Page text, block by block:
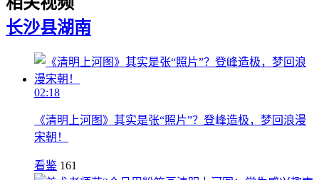
长沙县湖南
02:18
《清明上河图》其实是张“照片”？登峰造极，梦回浪漫
宋朝！
看鉴 161